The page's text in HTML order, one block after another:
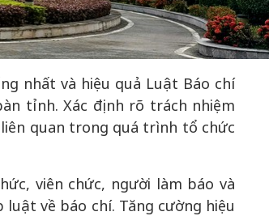
nhất và hiệu quả Luật Báo chí
tỉnh. Xác định rõ trách nhiệm
quan trong quá trình tổ chức
viên chức, người làm báo và
luật về báo chí. Tăng cường hiệu
50 năm Việt Nam gia
nhập UNESCO: Khơi
nguồn nội lực văn hóa,
định hình vị thế kiến
hòa bình thể hiện trong
quyết định lịch sử
50
nhập
nguồn
vị